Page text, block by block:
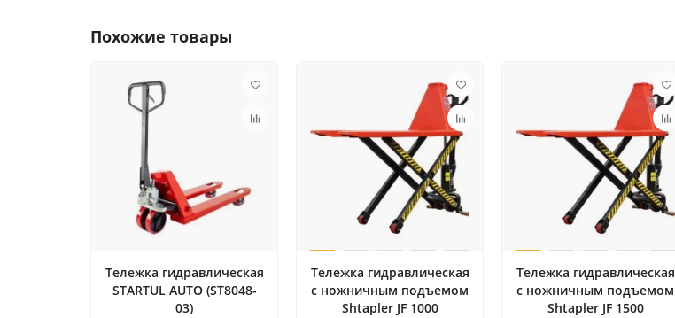
Похожие товары
Тележка гидравлическая
STARTUL AUTO (ST8048-
03)
Тележка гидравлическая
с ножничным подъемом
Shtapler JF 1000
Тележка гидравлическая
с ножничным подъемом
Shtapler JF 1500